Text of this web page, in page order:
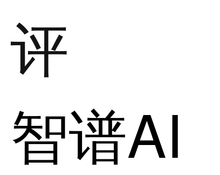
评
智谱AI